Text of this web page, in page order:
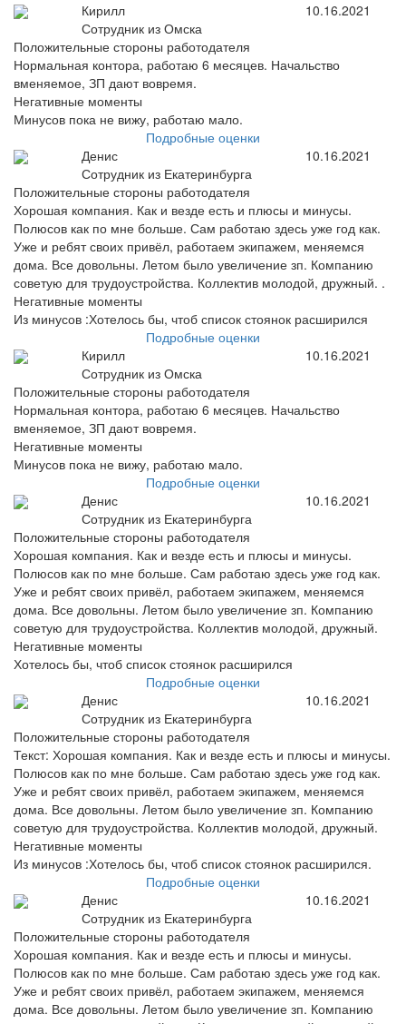
Кирилл
Сотрудник из Омска
10.16.2021
Положительные стороны работодателя
Нормальная контора, работаю 6 месяцев. Начальство
вменяемое, ЗП дают вовремя.
Негативные моменты
Минусов пока не вижу, работаю мало.
Подробные оценки
Денис
Сотрудник из Екатеринбурга
10.16.2021
Положительные стороны работодателя
Хорошая компания. Как и везде есть и плюсы и минусы.
Полюсов как по мне больше. Сам работаю здесь уже год как.
Уже и ребят своих привёл, работаем экипажем, меняемся
дома. Все довольны. Летом было увеличение зп. Компанию
советую для трудоустройства. Коллектив молодой, дружный. .
Негативные моменты
Из минусов :Хотелось бы, чтоб список стоянок расширился
Подробные оценки
Кирилл
Сотрудник из Омска
10.16.2021
Положительные стороны работодателя
Нормальная контора, работаю 6 месяцев. Начальство
вменяемое, ЗП дают вовремя.
Негативные моменты
Минусов пока не вижу, работаю мало.
Подробные оценки
Денис
Сотрудник из Екатеринбурга
10.16.2021
Положительные стороны работодателя
Хорошая компания. Как и везде есть и плюсы и минусы.
Полюсов как по мне больше. Сам работаю здесь уже год как.
Уже и ребят своих привёл, работаем экипажем, меняемся
дома. Все довольны. Летом было увеличение зп. Компанию
советую для трудоустройства. Коллектив молодой, дружный.
Негативные моменты
Хотелось бы, чтоб список стоянок расширился
Подробные оценки
Денис
Сотрудник из Екатеринбурга
10.16.2021
Положительные стороны работодателя
Текст: Хорошая компания. Как и везде есть и плюсы и минусы.
Полюсов как по мне больше. Сам работаю здесь уже год как.
Уже и ребят своих привёл, работаем экипажем, меняемся
дома. Все довольны. Летом было увеличение зп. Компанию
советую для трудоустройства. Коллектив молодой, дружный.
Негативные моменты
Из минусов :Хотелось бы, чтоб список стоянок расширился.
Подробные оценки
Денис
Сотрудник из Екатеринбурга
10.16.2021
Положительные стороны работодателя
Хорошая компания. Как и везде есть и плюсы и минусы.
Полюсов как по мне больше. Сам работаю здесь уже год как.
Уже и ребят своих привёл, работаем экипажем, меняемся
дома. Все довольны. Летом было увеличение зп. Компанию